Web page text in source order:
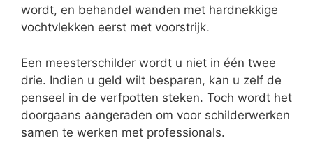
wordt, en behandel wanden met hardnekkige
vochtvlekken eerst met voorstrijk.
Een meesterschilder wordt u niet in één twee
drie. Indien u geld wilt besparen, kan u zelf de
penseel in de verfpotten steken. Toch wordt het
doorgaans aangeraden om voor schilderwerken
samen te werken met professionals.